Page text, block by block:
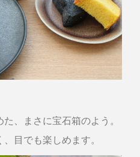
、まさに宝石箱のよう。
目でも楽しめます。